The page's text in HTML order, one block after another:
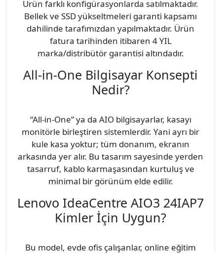
Ürün farklı konfigürasyonlarda satılmaktadır.
Bellek ve SSD yükseltmeleri garanti kapsamı
dahilinde tarafımızdan yapılmaktadır. Ürün
fatura tarihinden itibaren 4 YIL
marka/distribütör garantisi altındadır.
All-in-One Bilgisayar Konsepti
Nedir?
“All-in-One” ya da AIO bilgisayarlar, kasayı
monitörle birleştiren sistemlerdir. Yani ayrı bir
kule kasa yoktur; tüm donanım, ekranın
arkasında yer alır. Bu tasarım sayesinde yerden
tasarruf, kablo karmaşasından kurtuluş ve
minimal bir görünüm elde edilir.
Lenovo IdeaCentre AIO3 24IAP7
Kimler İçin Uygun?
Bu model, evde ofis çalışanlar, online eğitim